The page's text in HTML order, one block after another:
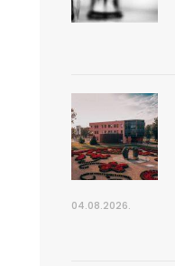
04.08.2026.